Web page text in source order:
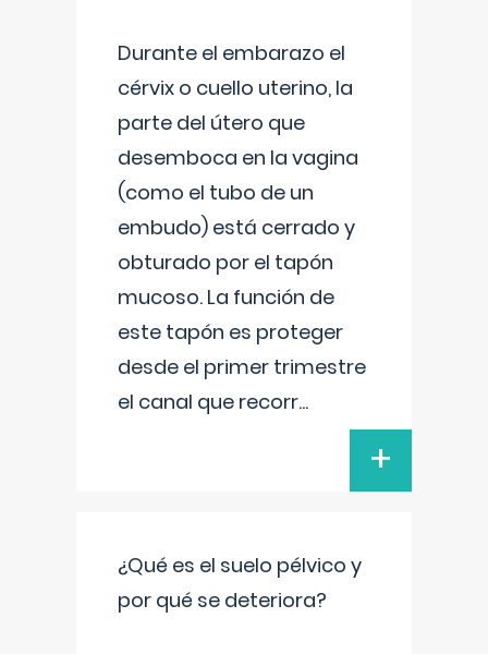
Durante el embarazo el
cérvix o cuello uterino, la
parte del útero que
desemboca en la vagina
(como el tubo de un
embudo) está cerrado y
obturado por el tapón
mucoso. La función de
este tapón es proteger
desde el primer trimestre
el canal que recorr...
+
¿Qué es el suelo pélvico y
por qué se deteriora?